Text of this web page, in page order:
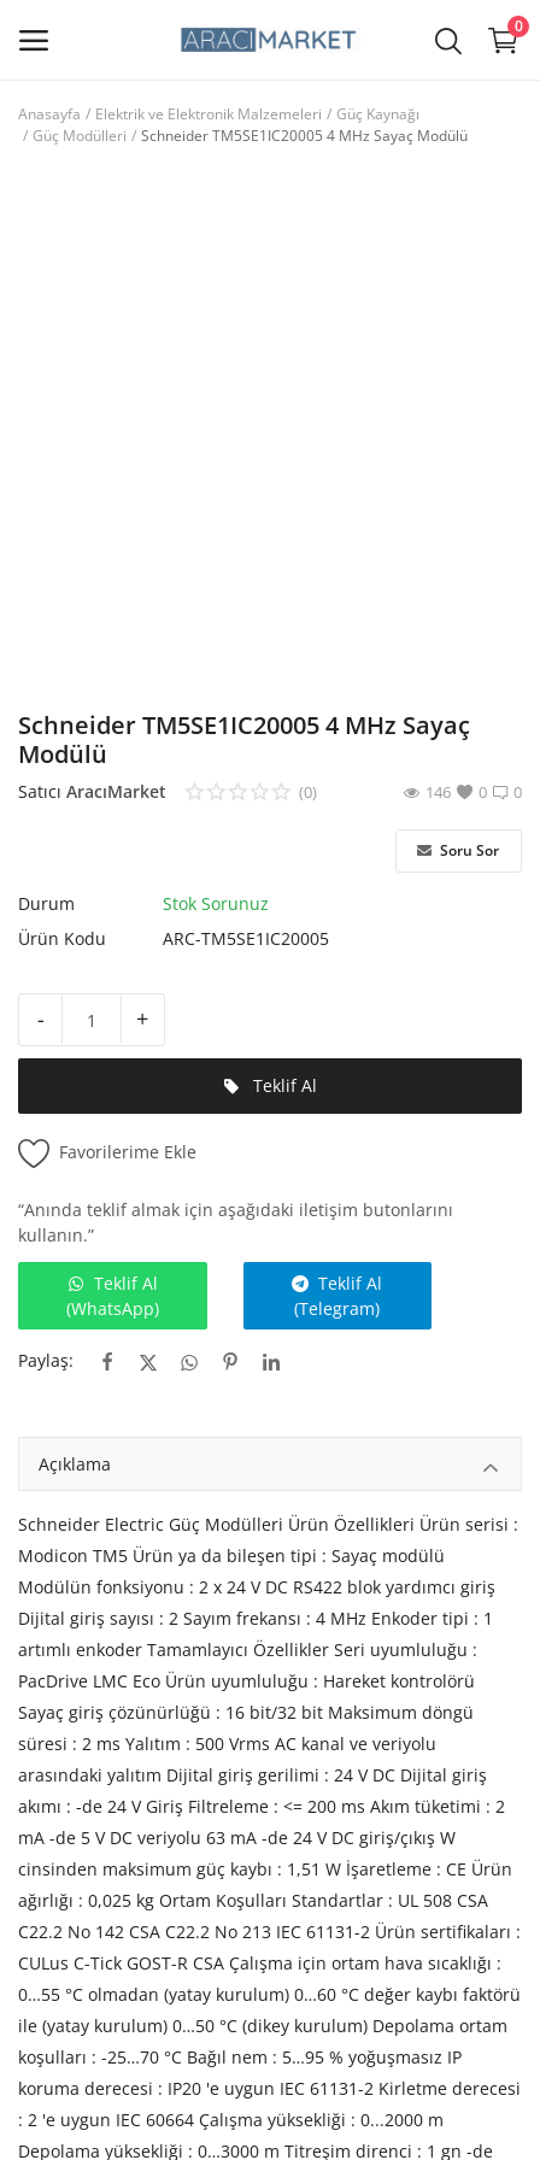
0
Ana Menü
Anasayfa Elektrik ve Elektronik Malzemeleri
Güç Kaynağı
Güç Modülleri
Schneider TM5SE1IC20005 4 MHz Sayaç Modülü
Schneider TM5SE1IC20005 4 MHz Sayaç
Modülü
Satıcı AracıMarket 0
(0) 0
146
Soru Sor
Durum
Stok Sorunuz
Ürün Kodu
ARC-TM5SE1IC20005
- +
Teklif Al
Favorilerime Ekle
“Anında teklif almak için aşağıdaki iletişim butonlarını
kullanın.”
Teklif Al
(WhatsApp)
Teklif Al
(Telegram)
Paylaş:
Açıklama
Schneider Electric Güç Modülleri Ürün Özellikleri Ürün serisi :
Modicon TM5 Ürün ya da bileşen tipi : Sayaç modülü
Modülün fonksiyonu : 2 x 24 V DC RS422 blok yardımcı giriş
Dijital giriş sayısı : 2 Sayım frekansı : 4 MHz Enkoder tipi : 1
artımlı enkoder Tamamlayıcı Özellikler Seri uyumluluğu :
PacDrive LMC Eco Ürün uyumluluğu : Hareket kontrolörü
Sayaç giriş çözünürlüğü : 16 bit/32 bit Maksimum döngü
süresi : 2 ms Yalıtım : 500 Vrms AC kanal ve veriyolu
arasındaki yalıtım Dijital giriş gerilimi : 24 V DC Dijital giriş
akımı : -de 24 V Giriş Filtreleme : <= 200 ms Akım tüketimi : 2
mA -de 5 V DC veriyolu 63 mA -de 24 V DC giriş/çıkış W
cinsinden maksimum güç kaybı : 1,51 W İşaretleme : CE Ürün
ağırlığı : 0,025 kg Ortam Koşulları Standartlar : UL 508 CSA
C22.2 No 142 CSA C22.2 No 213 IEC 61131-2 Ürün sertifikaları :
CULus C-Tick GOST-R CSA Çalışma için ortam hava sıcaklığı :
0…55 °C olmadan (yatay kurulum) 0…60 °C değer kaybı faktörü
ile (yatay kurulum) 0…50 °C (dikey kurulum) Depolama ortam
koşulları : -25…70 °C Bağıl nem : 5…95 % yoğuşmasız IP
koruma derecesi : IP20 'e uygun IEC 61131-2 Kirletme derecesi
: 2 'e uygun IEC 60664 Çalışma yüksekliği : 0...2000 m
Depolama yüksekliği : 0…3000 m Titreşim direnci : 1 gn -de